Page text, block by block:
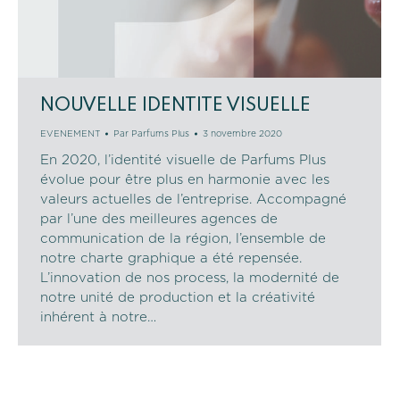
NOUVELLE IDENTITE VISUELLE
EVENEMENT Par Parfums Plus 3 novembre 2020
En 2020, l’identité visuelle de Parfums Plus
évolue pour être plus en harmonie avec les
valeurs actuelles de l’entreprise. Accompagné
par l’une des meilleures agences de
communication de la région, l’ensemble de
notre charte graphique a été repensée.
L’innovation de nos process, la modernité de
notre unité de production et la créativité
inhérent à notre…